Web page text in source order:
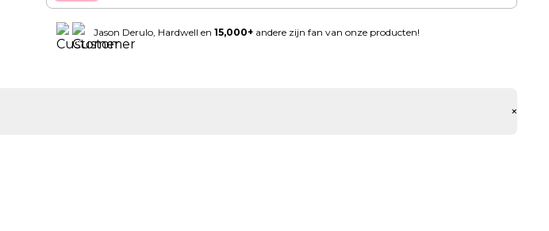
Jason Derulo, Hardwell en 15,000+andere zijn fan van onze producten!
+